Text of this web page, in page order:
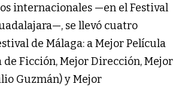
internacionales —en el Festival
se llevó cuatro
de Málaga: a Mejor Película
Ficción, Mejor Dirección, Mejor
Guzmán) y Mejor